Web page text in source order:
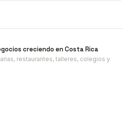
creciendo en Costa Rica
restaurantes, talleres, colegios y